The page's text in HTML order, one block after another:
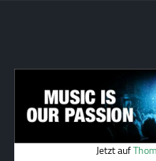
Jetzt auf